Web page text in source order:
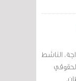
الناشط